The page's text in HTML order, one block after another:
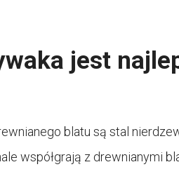
jest
blatu są stal
współgrają z drewnianymi